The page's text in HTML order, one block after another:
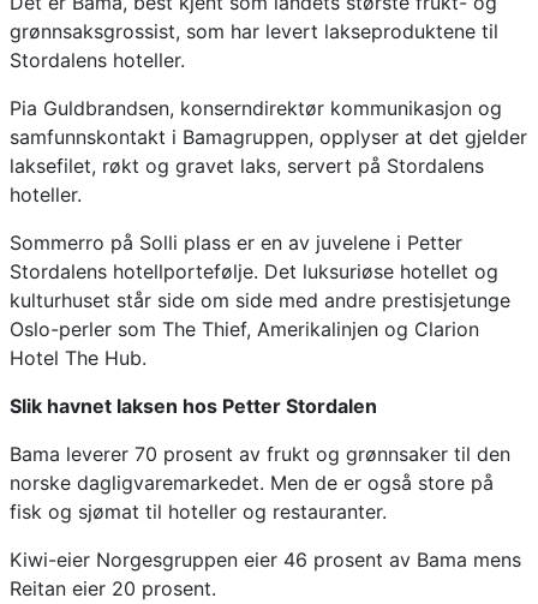
grønnsaksgrossist, som har levert lakseproduktene til
Stordalens hoteller.
Pia Guldbrandsen, konserndirektør kommunikasjon og
samfunnskontakt i Bamagruppen, opplyser at det gjelder
laksefilet, røkt og gravet laks, servert på Stordalens
hoteller.
Sommerro på Solli plass er en av juvelene i Petter
Stordalens hotellportefølje. Det luksuriøse hotellet og
kulturhuset står side om side med andre prestisjetunge
Oslo-perler som The Thief, Amerikalinjen og Clarion
Hotel The Hub.
Slik havnet laksen hos Petter Stordalen
Bama leverer 70 prosent av frukt og grønnsaker til den
norske dagligvaremarkedet. Men de er også store på
fisk og sjømat til hoteller og restauranter.
Kiwi-eier Norgesgruppen eier 46 prosent av Bama mens
Reitan eier 20 prosent.